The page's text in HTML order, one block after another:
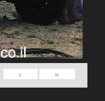
«
‹